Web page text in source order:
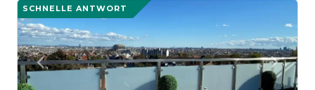
SCHNELLE ANTWORT